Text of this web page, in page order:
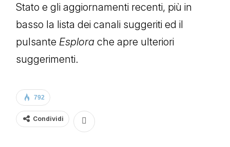
Stato e gli aggiornamenti recenti, più in
basso la lista dei canali suggeriti ed il
pulsante Esplora che apre ulteriori
suggerimenti.
792
Condividi